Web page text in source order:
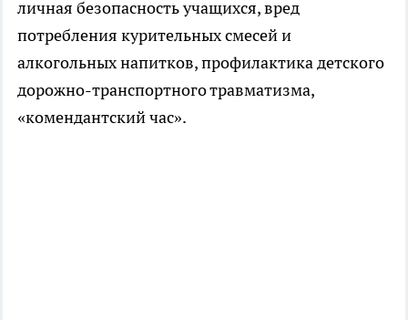
личная безопасность учащихся, вред
потребления курительных смесей и
алкогольных напитков, профилактика детского
дорожно-транспортного травматизма,
«комендантский час».